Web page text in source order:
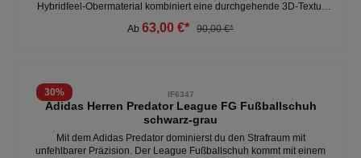
Hybridfeel-Obermaterial kombiniert eine durchgehende 3D-Textur
maximieren. Die Controlplate 2.0-Außensohle sorgt dafür, dass Du
mindestens 20 % recycelte und erneuerbare BestandteileWeitere
Herren Fußballschuhe unter:Herren - Schuhe - Fussball - Rasen
Ab 63,00 €* 90,00 €*
30% IF6347
Adidas Herren Predator League FG Fußballschuh
schwarz-grau
Mit dem Adidas Predator dominierst du den Strafraum mit
unfehlbarer Präzision. Der League Fußballschuh kommt mit einem